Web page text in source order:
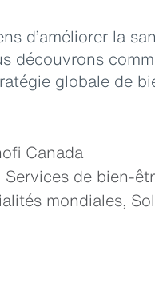
d’améliorer la
découvrons
globale de
Canada
de bien-
mondiales,